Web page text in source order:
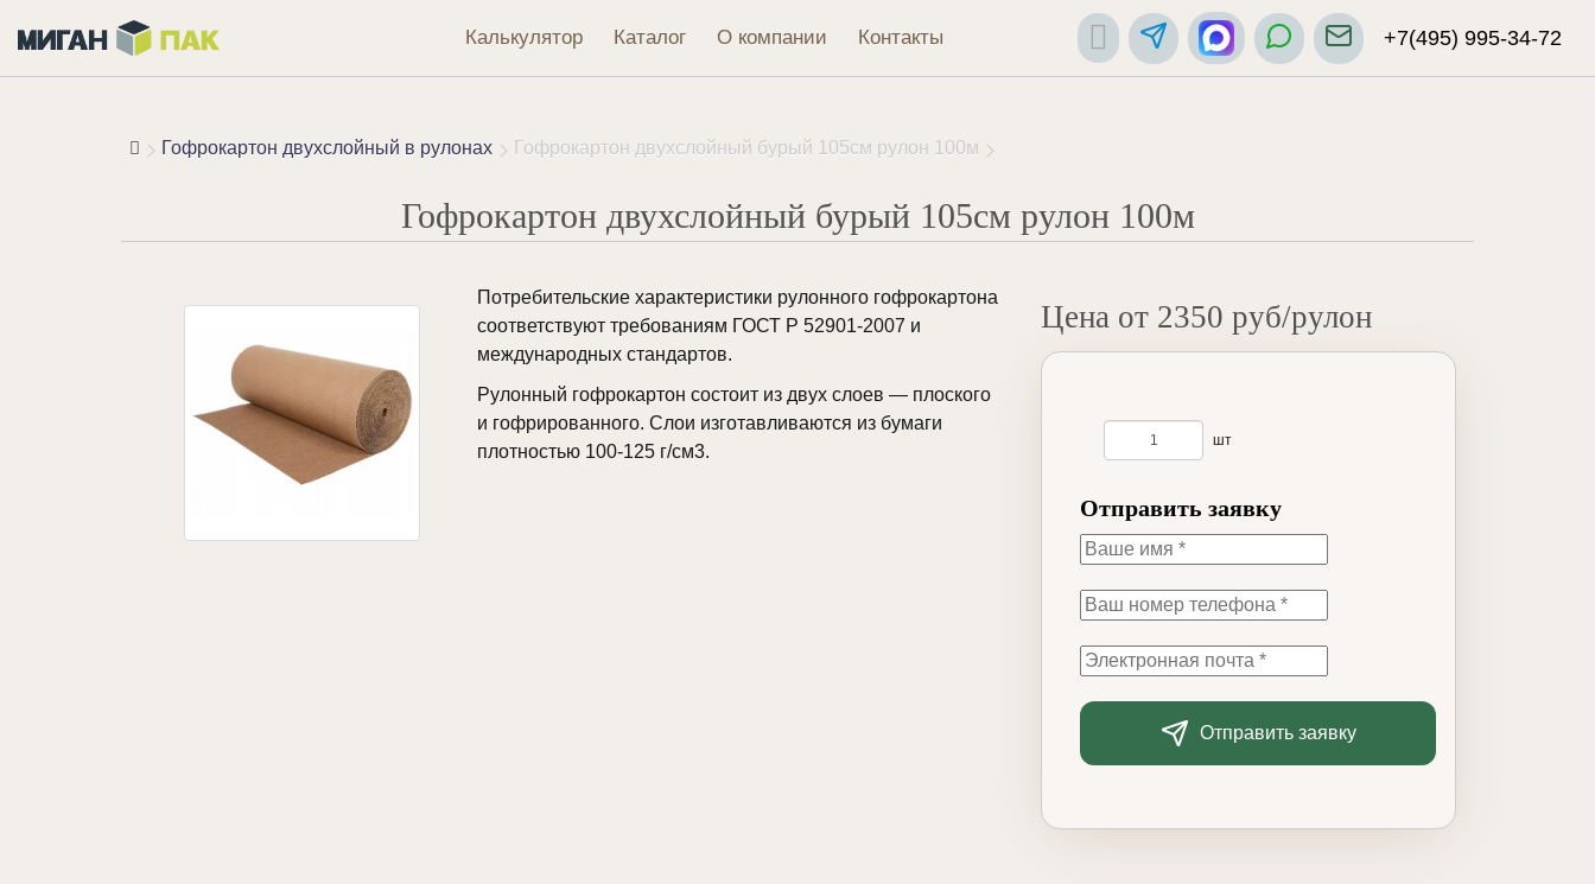
Калькулятор Каталог О компании Контакты +7(495) 995-34-72
Гофрокартон двухслойный в рулонах Гофрокартон двухслойный бурый 105см рулон 100м
Гофрокартон двухслойный бурый 105см рулон 100м
Потребительские характеристики рулонного гофрокартона
соответствуют требованиям ГОСТ Р 52901-2007 и
международных стандартов.
Рулонный гофрокартон состоит из двух слоев — плоского
и гофрированного. Слои изготавливаются из бумаги
плотностью 100-125 г/см3.
Цена от 2350 руб/рулон
шт
Отправить заявку
Отправить заявку